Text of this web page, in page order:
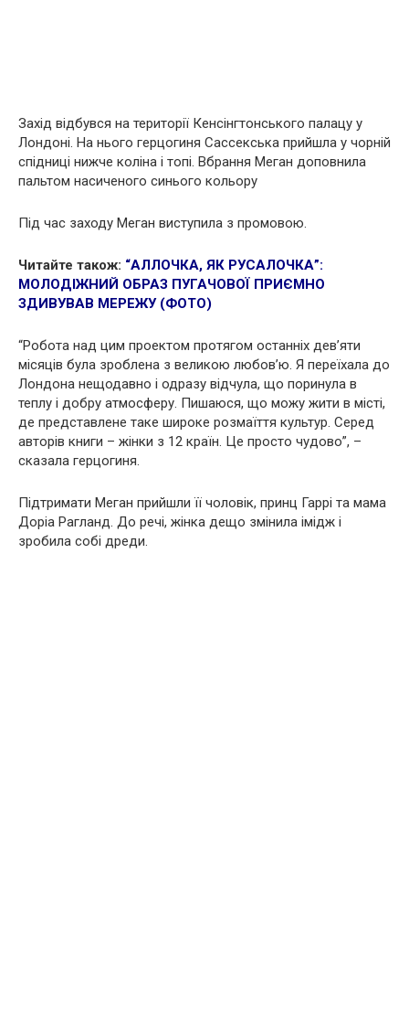
Захід відбувся на території Кенсінгтонського палацу у
Лондоні. На нього герцогиня Сассекська прийшла у чорній
спідниці нижче коліна і топі. Вбрання Меган доповнила
пальтом насиченого синього кольору
Під час заходу Меган виступила з промовою.
Читайте також: “АЛЛОЧКА, ЯК РУСАЛОЧКА”:
МОЛОДІЖНИЙ ОБРАЗ ПУГАЧОВОЇ ПРИЄМНО
ЗДИВУВАВ МЕРЕЖУ (ФОТО)
“Робота над цим проектом протягом останніх дев’яти
місяців була зроблена з великою любов’ю. Я переїхала до
Лондона нещодавно і одразу відчула, що поринула в
теплу і добру атмосферу. Пишаюся, що можу жити в місті,
де представлене таке широке розмаїття культур. Серед
авторів книги – жінки з 12 країн. Це просто чудово”, –
сказала герцогиня.
Підтримати Меган прийшли її чоловік, принц Гаррі та мама
Доріа Рагланд. До речі, жінка дещо змінила імідж і
зробила собі дреди.